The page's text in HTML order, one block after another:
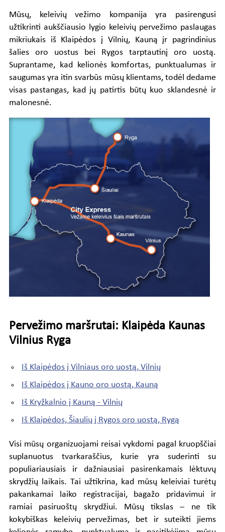
Mūsų, keleivių vežimo kompanija yra pasirengusi
užtikrinti aukščiausio lygio keleivių pervežimo paslaugas
mikriukais iš Klaipėdos į Vilnių, Kauną įr pagrindinius
šalies oro uostus bei Rygos tarptautinį oro uostą.
Suprantame, kad kelionės komfortas, punktualumas ir
saugumas yra itin svarbūs mūsų klientams, todėl dedame
visas pastangas, kad jų patirtis būtų kuo sklandesnė ir
malonesnė.
Pervežimo maršrutai: Klaipėda Kaunas
Vilnius Ryga
Iš Klaipėdos į Vilniaus oro uostą, Vilnių
Iš Klaipėdos į Kauno oro uostą, Kauną
Iš Kryžkalnio į Kauną - Vilnių
Iš Klaipėdos, Šiaulių į Rygos oro uostą, Rygą
Visi mūsų organizuojami reisai vykdomi pagal kruopščiai
suplanuotus tvarkaraščius, kurie yra suderinti su
populiariausiais ir dažniausiai pasirenkamais lėktuvų
skrydžių laikais. Tai užtikrina, kad mūsų keleiviai turėtų
pakankamai laiko registracijai, bagažo pridavimui ir
ramiai pasiruoštų skrydžiui. Mūsų tikslas – ne tik
kokybiškas keleivių pervežimas, bet ir suteikti jiems